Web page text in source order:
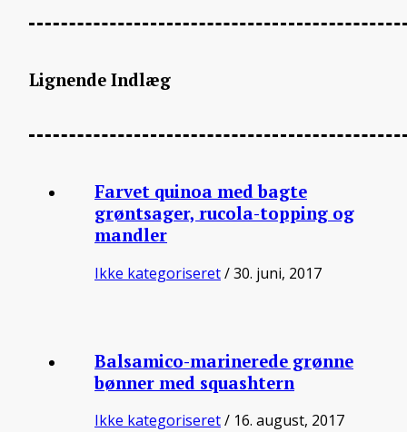
Lignende Indlæg
Farvet quinoa med bagte
grøntsager, rucola-topping og
mandler
Ikke kategoriseret/ 30. juni, 2017
Balsamico-marinerede grønne
bønner med squashtern
Ikke kategoriseret/ 16. august, 2017